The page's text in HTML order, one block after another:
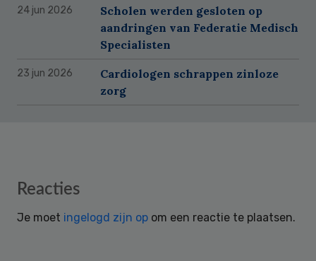
24 jun 2026
Scholen werden gesloten op
aandringen van Federatie Medisch
Specialisten
23 jun 2026
Cardiologen schrappen zinloze
zorg
Reader
Reacties
Je moet ingelogd zijn op om een reactie te plaatsen.